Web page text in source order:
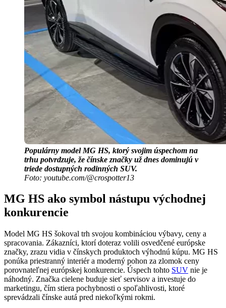
Populárny model MG HS, ktorý svojim úspechom na
trhu potvrdzuje, že čínske značky už dnes dominujú v
triede dostupných rodinných SUV.
Foto: youtube.com/@crospotter13
MG HS ako symbol nástupu východnej
konkurencie
Model MG HS šokoval trh svojou kombináciou výbavy, ceny a
spracovania. Zákazníci, ktorí doteraz volili osvedčené európske
značky, zrazu vidia v čínskych produktoch výhodnú kúpu. MG HS
ponúka priestranný interiér a moderný pohon za zlomok ceny
porovnateľnej európskej konkurencie. Úspech tohto SUV nie je
náhodný. Značka cielene buduje sieť servisov a investuje do
marketingu, čím stiera pochybnosti o spoľahlivosti, ktoré
sprevádzali čínske autá pred niekoľkými rokmi.